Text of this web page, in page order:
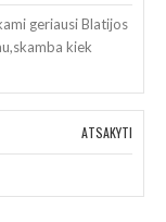
geriausi Blatijos
kiek
ATSAKYTI